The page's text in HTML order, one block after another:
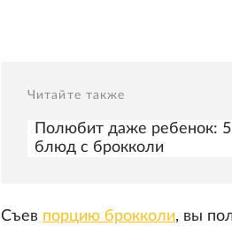
Читайте также
Полюбит даже ребенок:
блюд с брокколи
Съев порцию брокколи, вы